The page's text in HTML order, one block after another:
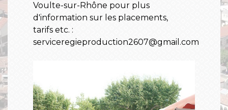
Voulte-sur-Rhône pour plus
d'information sur les placements,
tarifs etc. :
serviceregieproduction2607@gmail.com